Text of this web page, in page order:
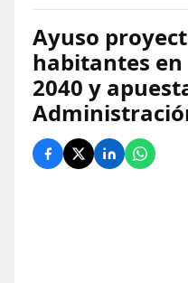
Ayuso
habitantes
2040 y